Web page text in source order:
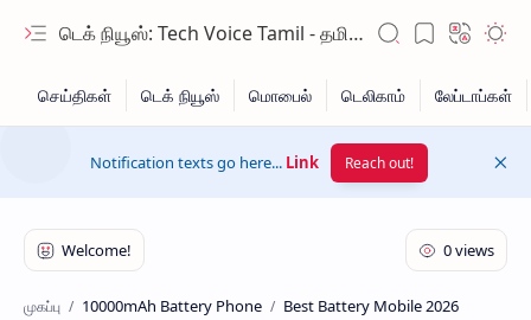
டெக் நியூஸ்: Tech Voice Tamil - தமிழ் டெக் & 2026 AI செய்திகள்.
Notification texts go here... Link Reach out!
முகப்பு 10000mAh Battery Phone Best Battery Mobile 2026